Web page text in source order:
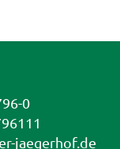
0
jaegerhof.de